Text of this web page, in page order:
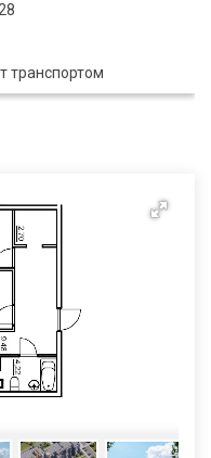
транспортом